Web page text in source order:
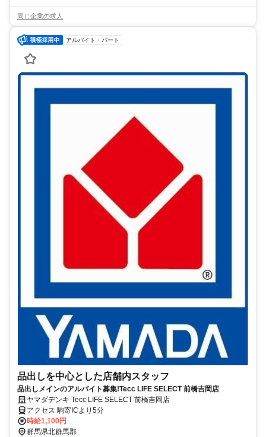
同じ企業の求人
アルバイト・パート
品出しを中心とした店舗内スタッフ
品出しメインのアルバイト募集!Tecc LIFE SELECT 前橋吉岡店
ヤマダデンキ Tecc LIFE SELECT 前橋吉岡店
アクセス 駒寄ICより5分
時給1,100円
群馬県北群馬郡